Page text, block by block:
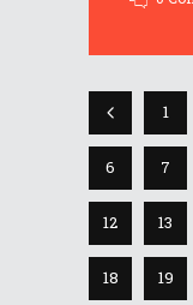
1
6 7
12 13
18 19